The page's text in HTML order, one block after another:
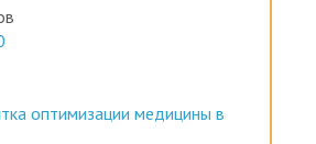
оптимизации медицины в